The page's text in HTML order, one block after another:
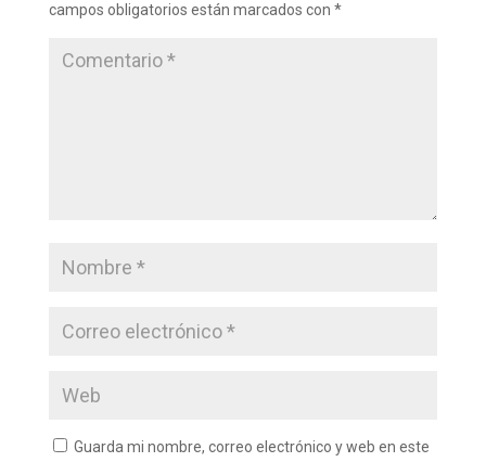
campos obligatorios están marcados con *
Guarda mi nombre, correo electrónico y web en este